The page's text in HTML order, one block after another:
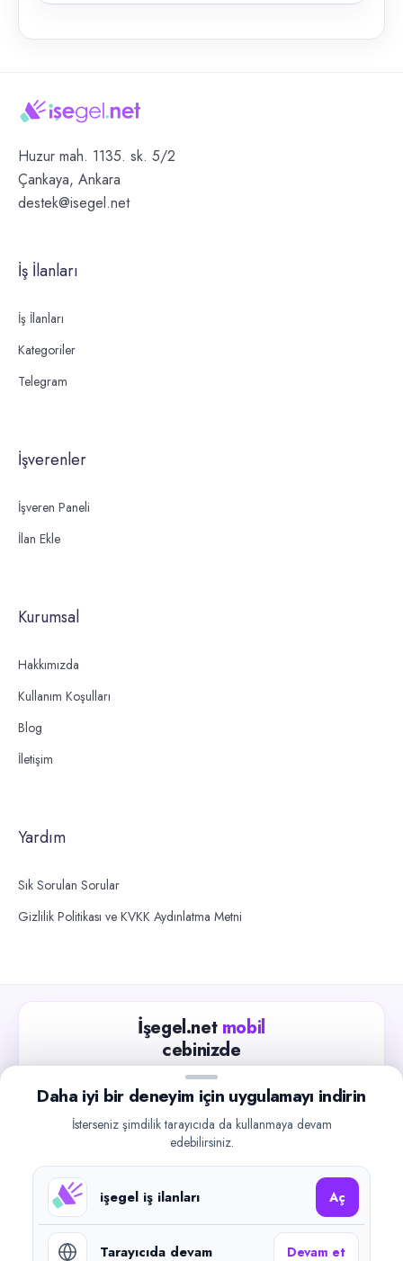
Huzur mah. 1135. sk. 5/2
Çankaya, Ankara
destek@isegel.net
İş İlanları
İş İlanları
Kategoriler
Telegram
İşverenler
İşveren Paneli
İlan Ekle
Kurumsal
Hakkımızda
Kullanım Koşulları
Blog
İletişim
Yardım
Sık Sorulan Sorular
Gizlilik Politikası ve KVKK Aydınlatma Metni
İşegel.net mobil
cebinizde
Güncel iş ilanlarını takip edin, işverenlerle hızlıca
iletişime geçin.
Google Play
©2026işegel.net. Tüm hakları saklıdır.
Daha iyi bir deneyim için uygulamayı indirin
İsterseniz şimdilik tarayıcıda da kullanmaya devam
edebilirsiniz.
işegel iş ilanları Aç
Tarayıcıda devam Devam et